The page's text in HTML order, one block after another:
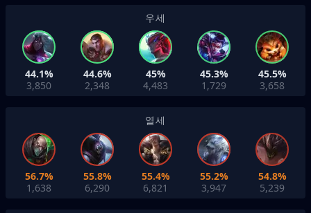
우세
44.1%
3,850
44.6%
2,348
45%
4,483
45.3%
1,729
45.5%
3,658
열세
56.7%
1,638
55.8%
6,290
55.4%
6,821
55.2%
3,947
54.8%
5,239